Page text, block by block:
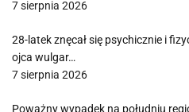
7 sierpnia 2026
28-latek znęcał się psychicznie i
ojca wulgar…
7 sierpnia 2026
Poważny wypadek na południu